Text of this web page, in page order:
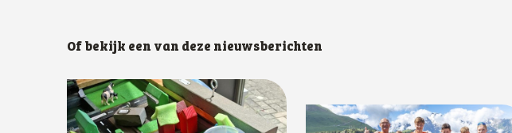
Of bekijk een van deze nieuwsberichten